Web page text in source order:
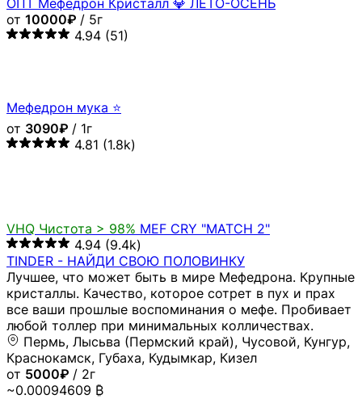
от 10000₽ / 5г
4.94 (51)
Мефедрон мука ⭐
от 3090₽ / 1г
4.81 (1.8k)
VHQ Чистота > 98% MEF CRY "MATCH 2"
4.94 (9.4k)
TINDER - НАЙДИ СВОЮ ПОЛОВИНКУ
Лучшее, что может быть в мире Мефедрона. Крупные
кристаллы. Качество, которое сотрет в пух и прах
все ваши прошлые воспоминания о мефе. Пробивает
любой толлер при минимальных колличествах.
Пермь, Лысьва (Пермский край), Чусовой, Кунгур,
Краснокамск, Губаха, Кудымкар, Кизел
от 5000₽ / 2г
~0.00094609 ₿